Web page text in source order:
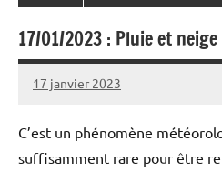
17/01/2023 : Pluie et
17 janvier 2023
Patrice
C’est un phénomène
suffisamment rare pour être